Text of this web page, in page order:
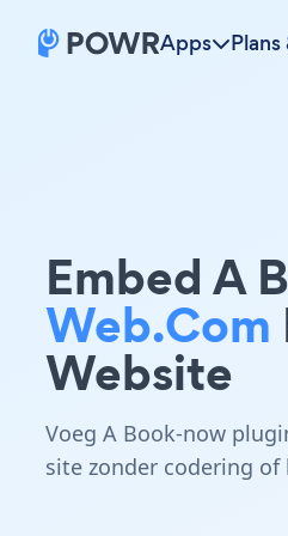
Apps
Embed A
Web.com
Website
Voeg A Book-now
site zonder codering